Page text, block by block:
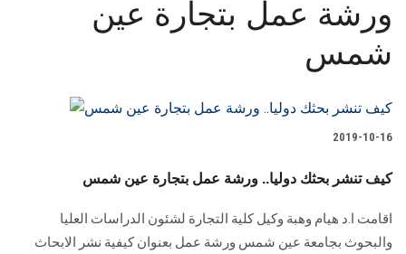
هيئة التدريس
ورشة عمل بتجارة عين
شمس
2019-10-16
كيف تنشر بحثك دوليا.. ورشة عمل بتجارة عين شمس
اقامت ا.د هيام وهبة وكيل كلية التجارة لشئون الدراسات العليا
والبحوث بجامعة عين شمس ورشة عمل بعنوان كيفية نشر الابحاث